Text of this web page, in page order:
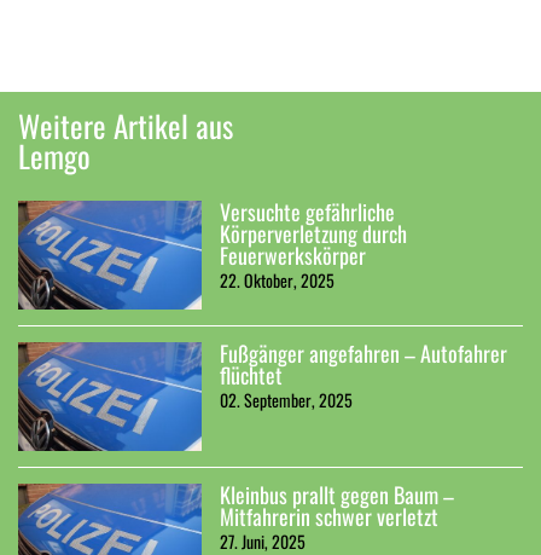
Weitere Artikel aus
Lemgo
Versuchte gefährliche
Körperverletzung durch
Feuerwerkskörper
22. Oktober, 2025
Fußgänger angefahren – Autofahrer
flüchtet
02. September, 2025
Kleinbus prallt gegen Baum –
Mitfahrerin schwer verletzt
27. Juni, 2025